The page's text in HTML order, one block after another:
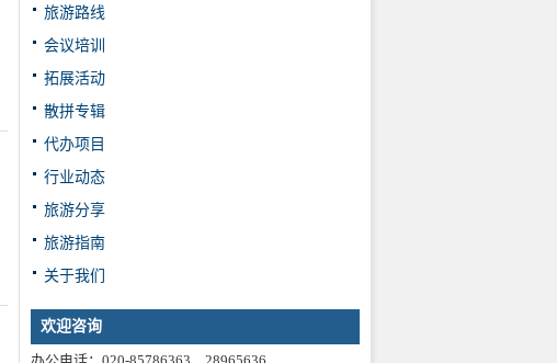
旅游路线
会议培训
拓展活动
散拼专辑
代办项目
行业动态
旅游分享
旅游指南
关于我们
欢迎咨询